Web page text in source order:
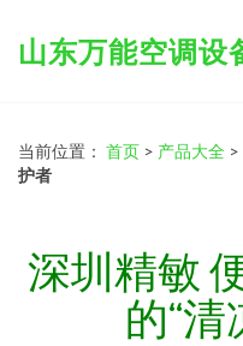
山东万能空调设
当前位置： 首页 > 产品大全 >
护者
深圳精敏
的“清